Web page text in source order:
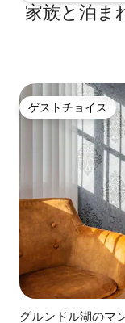
家族と泊ま
ゲストチョイス
ゲストチョイス
グルンドル湖のマ